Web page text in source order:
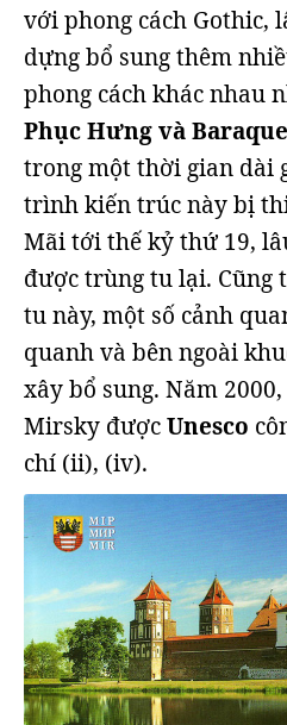
với phong cách Gothic,
dựng bổ sung thêm
phong cách khác nhau
Phục Hưng và Baraque
trong một thời gian dài
trình kiến trúc này bị
Mãi tới thế kỷ thứ 19,
được trùng tu lại. Cũng
tu này, một số cảnh
quanh và bên ngoài
xây bổ sung. Năm
Mirsky đượcUnesco
chí (ii), (iv).